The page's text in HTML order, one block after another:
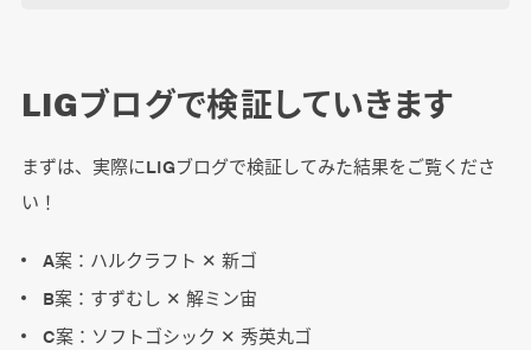
LIGブログで検証していきます
まずは、実際にLIGブログで検証してみた結果をご覧くださ
い！
A案：ハルクラフト ✕ 新ゴ
B案：すずむし ✕ 解ミン宙
C案：ソフトゴシック ✕ 秀英丸ゴ